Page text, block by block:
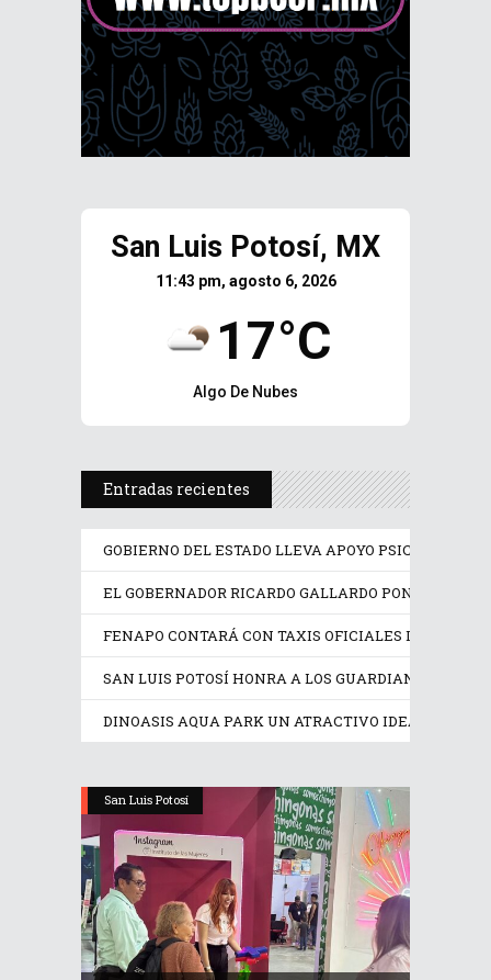
San Luis Potosí, MX
11:43 pm, agosto 6, 2026
17°C
Algo De Nubes
Entradas recientes
GOBIERNO DEL ESTADO LLEVA APOYO
EL GOBERNADOR RICARDO GALLARDO PONE EN
FENAPO CONTARÁ CON TAXIS OFICIALES
SAN LUIS POTOSÍ HONRA A LOS GUARDIANES DE SU
DINOASIS AQUA PARK UN ATRACTIVO IDEAL EN
San Luis Potosí